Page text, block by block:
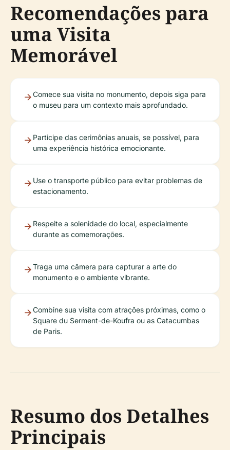
Recomendações para
uma Visita
Memorável
Comece sua visita no monumento, depois siga para
o museu para um contexto mais aprofundado.
Participe das cerimônias anuais, se possível, para
uma experiência histórica emocionante.
Use o transporte público para evitar problemas de
estacionamento.
Respeite a solenidade do local, especialmente
durante as comemorações.
Traga uma câmera para capturar a arte do
monumento e o ambiente vibrante.
Combine sua visita com atrações próximas, como o
Square du Serment-de-Koufra ou as Catacumbas
de Paris.
Resumo dos Detalhes
Principais